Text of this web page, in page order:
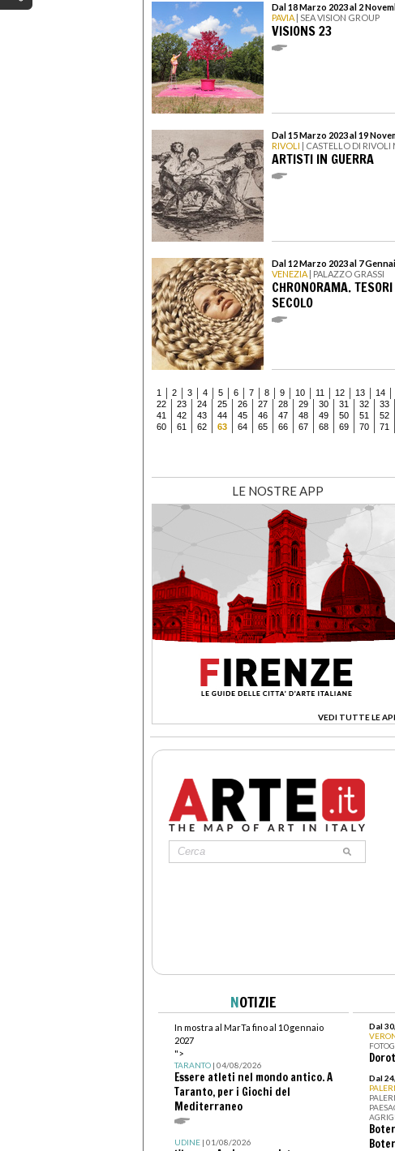
Dal 18 Marzo 2023 al 2
PAVIA | SEA VISION GROUP
VISIONS 23
Dal 15 Marzo 2023 al 19
RIVOLI | CASTELLO DI RIVOLI
ARTISTI IN GUERRA
Dal 12 Marzo 2023 al 7
VENEZIA | PALAZZO GRASSI
CHRONORAMA.
SECOLO
1 2 3 4 5 6 7 8 9 10 11 12 13 14
22
23 24 25 26 27 28 29 30 31 32 33
41
42 43 44 45 46 47 48 49 50 51 52
60
61 62 63 64 65 66 67 68 69 70 71
LE NOSTRE APP
VEDI TUTTE LE
>
NOTIZIE
In mostra al MarTa fino al 10 gennaio
2027
">
TARANTO| 04/08/2026
Essere atleti nel mondo antico. A
Taranto, per i Giochi del
Mediterraneo
UDINE| 01/08/2026
Dal
Dal